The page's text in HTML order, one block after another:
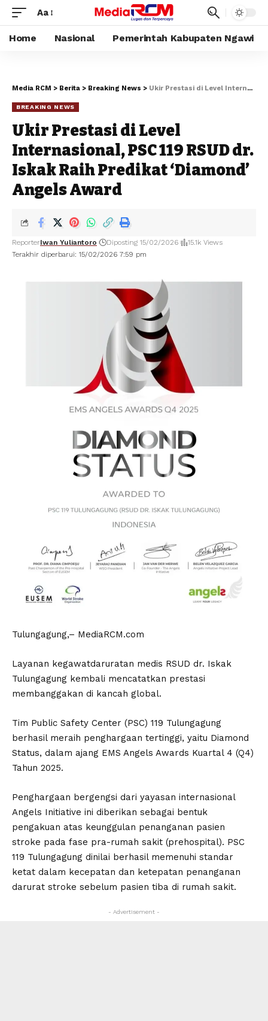
Aa
Home Nasional Pemerintah Kabupaten Ngawi
Media RCM > Berita > Breaking News > Ukir Prestasi di Level Internasional, PSC 119 RSUD dr. Iskak Raih Predikat ‘Diamond’ Angels Award
BREAKING NEWS
Ukir Prestasi di Level
Internasional, PSC 119 RSUD dr.
Iskak Raih Predikat ‘Diamond’
Angels Award
Terakhir diperbarui: 15/02/2026 7:59 pm
ReporterIwan Yuliantoro Diposting 15/02/2026 15.1k Views
Tulungagung,– MediaRCM.com
Layanan kegawatdaruratan medis RSUD dr. Iskak
Tulungagung kembali mencatatkan prestasi
membanggakan di kancah global.
Tim Public Safety Center (PSC) 119 Tulungagung
berhasil meraih penghargaan tertinggi, yaitu Diamond
Status, dalam ajang EMS Angels Awards Kuartal 4 (Q4)
Tahun 2025.
​Penghargaan bergengsi dari yayasan internasional
Angels Initiative ini diberikan sebagai bentuk
pengakuan atas keunggulan penanganan pasien
stroke pada fase pra-rumah sakit (prehospital). PSC
119 Tulungagung dinilai berhasil memenuhi standar
ketat dalam kecepatan dan ketepatan penanganan
darurat stroke sebelum pasien tiba di rumah sakit.
- Advertisement -